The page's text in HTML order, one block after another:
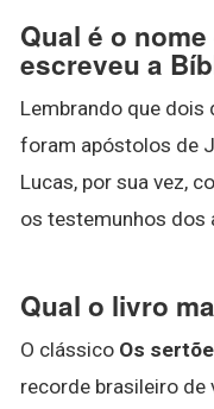
Qual é o
escreveu a
Lembrando que dois
foram apóstolos de
Lucas, por sua vez,
os testemunhos dos
Qual o livro
O clássico Os
recorde brasileiro